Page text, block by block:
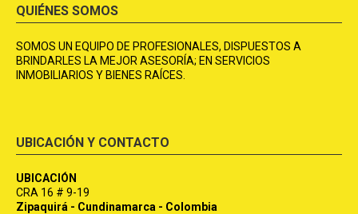
QUIÉNES SOMOS
SOMOS UN EQUIPO DE PROFESIONALES, DISPUESTOS A
BRINDARLES LA MEJOR ASESORÍA; EN SERVICIOS
INMOBILIARIOS Y BIENES RAÍCES.
UBICACIÓN Y CONTACTO
UBICACIÓN
CRA 16 # 9-19
Zipaquirá - Cundinamarca - Colombia